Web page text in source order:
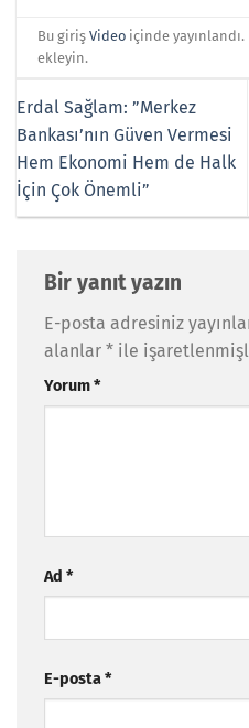
Bu girişVideo içinde yayınlandı.
ekleyin.
Erdal Sağlam: ”Merkez
Bankası’nın Güven Vermesi
Hem Ekonomi Hem de Halk
İçin Çok Önemli”
Bir yanıt yazın
E-posta adresiniz
alanlar * ile
Yorum*
Ad *
E-posta*